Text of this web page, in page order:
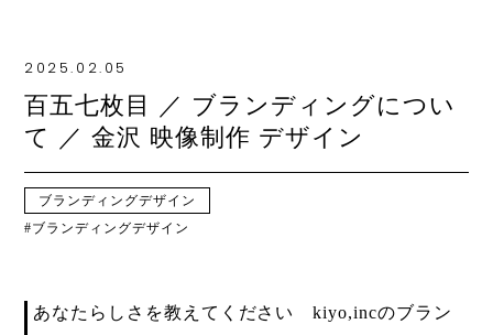
2025.02.05
百五七枚目 ／ ブランディングについ
て ／ 金沢 映像制作 デザイン
ブランディングデザイン
ブランディングデザイン
あなたらしさを教えてください kiyo,incのブラン